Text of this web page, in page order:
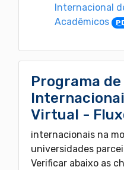
Internacional
Acadêmicos
Programa de
Virtual -
internacionais na
universidades
Verificar abaixo as